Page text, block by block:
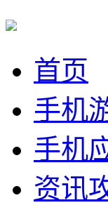
首页
手机
手机
资讯